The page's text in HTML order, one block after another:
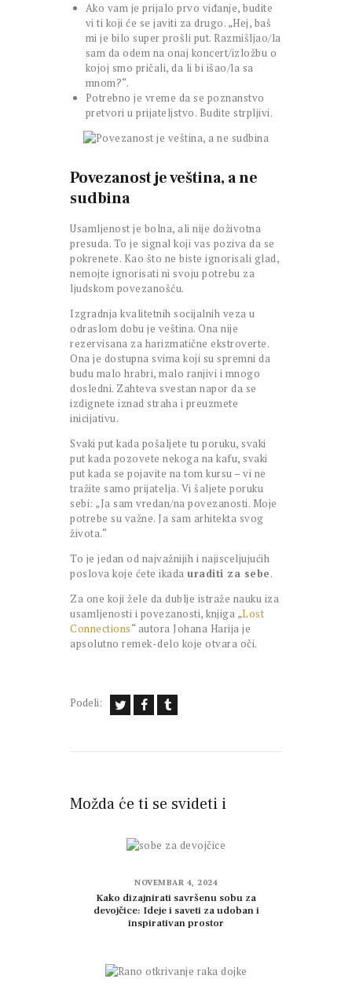
Ako vam je prijalo prvo viđanje, budite
vi ti koji će se javiti za drugo. „Hej, baš
mi je bilo super prošli put. Razmišljao/la
sam da odem na onaj koncert/izložbu o
kojoj smo pričali, da li bi išao/la sa
mnom?“.
Potrebno je vreme da se poznanstvo
pretvori u prijateljstvo. Budite strpljivi.
Povezanost je veština, a ne
sudbina
Usamljenost je bolna, ali nije doživotna
presuda. To je signal koji vas poziva da se
pokrenete. Kao što ne biste ignorisali glad,
nemojte ignorisati ni svoju potrebu za
ljudskom povezanošću.
Izgradnja kvalitetnih socijalnih veza u
odraslom dobu je veština. Ona nije
rezervisana za harizmatične ekstroverte.
Ona je dostupna svima koji su spremni da
budu malo hrabri, malo ranjivi i mnogo
dosledni. Zahteva svestan napor da se
izdignete iznad straha i preuzmete
inicijativu.
Svaki put kada pošaljete tu poruku, svaki
put kada pozovete nekoga na kafu, svaki
put kada se pojavite na tom kursu – vi ne
tražite samo prijatelja. Vi šaljete poruku
sebi: „Ja sam vredan/na povezanosti. Moje
potrebe su važne. Ja sam arhitekta svog
života.“
To je jedan od najvažnijih i najisceljujućih
poslova koje ćete ikada uraditi za sebe.
Za one koji žele da dublje istraže nauku iza
usamljenosti i povezanosti, knjiga „Lost
Connections“ autora Johana Harija je
apsolutno remek-delo koje otvara oči.
Podeli:
Možda će ti se svideti i
NOVEMBAR 4, 2024
Kako dizajnirati savršenu sobu za
devojčice: Ideje i saveti za udoban i
inspirativan prostor